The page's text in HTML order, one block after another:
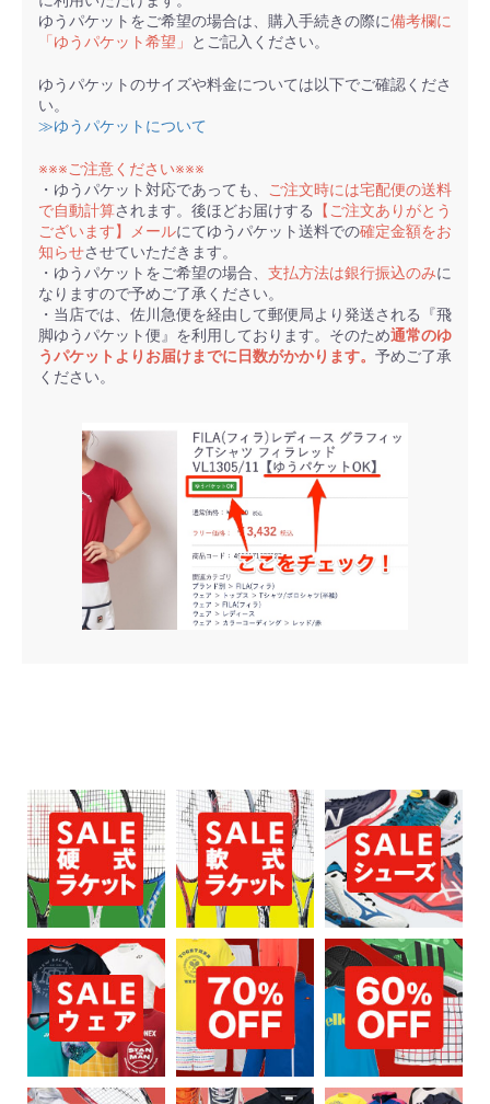
ゆうパケットをご希望の場合は、購入手続きの際に備考欄に
「ゆうパケット希望」
とご記入ください。
ゆうパケットのサイズや料金については以下でご確認くださ
い。
≫ゆうパケットについて
※※※ご注意ください※※※
・ゆうパケット対応であっても、 ご注文時には宅配便の送料
で自動計算されます。後ほどお届けする
【ご注文ありがとう
ございます】メールにてゆうパケット送料での確定金額をお
知らせさせていただきます。
・ゆうパケットをご希望の場合、 支払方法は銀行振込のみに
なりますので予めご了承ください。
・当店では、佐川急便を経由して郵便局より発送される『飛
脚ゆうパケット便』を利用しております。そのため通常のゆ
うパケットよりお届けまでに日数がかかります。 予めご了承
ください。